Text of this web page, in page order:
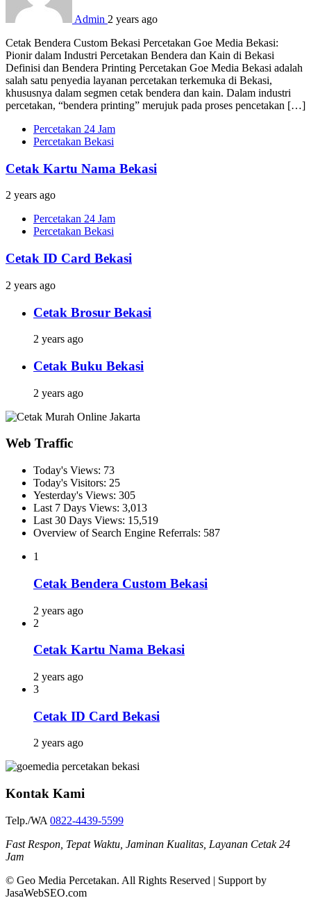
Admin 2 years ago
Cetak Bendera Custom Bekasi Percetakan Goe Media Bekasi:
Pionir dalam Industri Percetakan Bendera dan Kain di Bekasi
Definisi dan Bendera Printing Percetakan Goe Media Bekasi adalah
salah satu penyedia layanan percetakan terkemuka di Bekasi,
khususnya dalam segmen cetak bendera dan kain. Dalam industri
percetakan, “bendera printing” merujuk pada proses pencetakan […]
Percetakan 24 Jam
Percetakan Bekasi
Cetak Kartu Nama Bekasi
2 years ago
Percetakan 24 Jam
Percetakan Bekasi
Cetak ID Card Bekasi
2 years ago
Cetak Brosur Bekasi
2 years ago
Cetak Buku Bekasi
2 years ago
Web Traffic
Today's Views: 73
Today's Visitors: 25
Yesterday's Views: 305
Last 7 Days Views: 3,013
Last 30 Days Views: 15,519
Overview of Search Engine Referrals: 587
1
Cetak Bendera Custom Bekasi
2 years ago
2
Cetak Kartu Nama Bekasi
2 years ago
3
Cetak ID Card Bekasi
2 years ago
Kontak Kami
Telp./WA 0822-4439-5599
Fast Respon, Tepat Waktu, Jaminan Kualitas, Layanan Cetak 24
Jam
© Geo Media Percetakan. All Rights Reserved | Support by
JasaWebSEO.com